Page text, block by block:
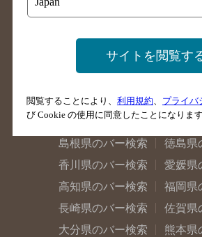
兵庫県のバー検索
奈良県
広島県のバー検索
岡山県
山口県のバー検索
鳥取県
島根県のバー検索
徳島県
香川県のバー検索
愛媛県
高知県のバー検索
福岡県
長崎県のバー検索
佐賀県
大分県のバー検索
熊本県
サイトを閲覧す
閲覧することにより、 利用規約 プライバ
び Cookie の使用に同意したことになります